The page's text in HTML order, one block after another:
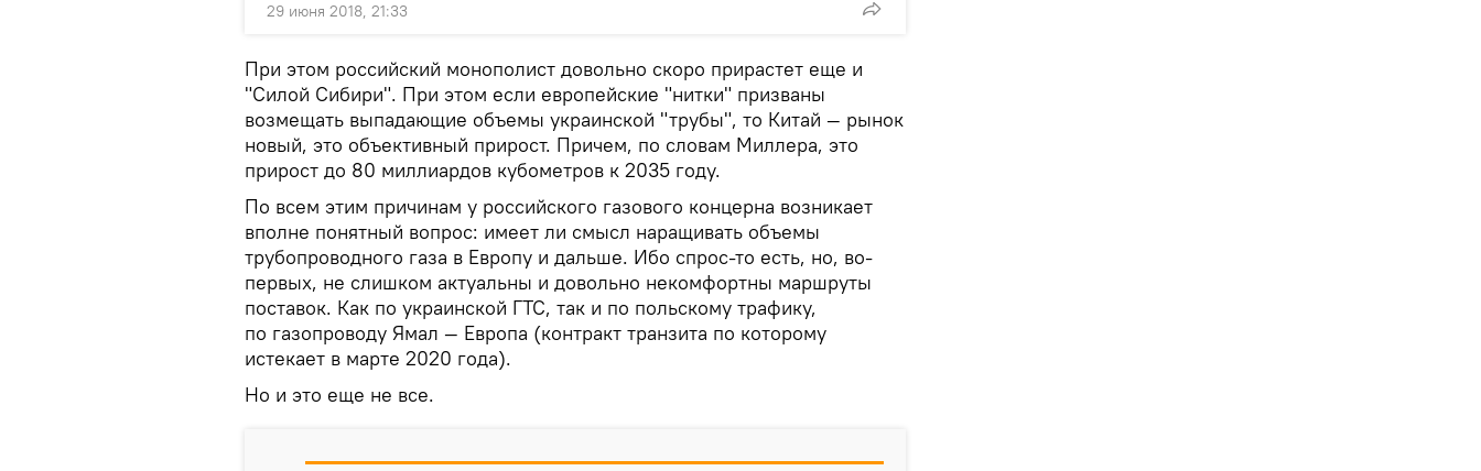
29 июня 2018, 21:33
При этом российский монополист довольно скоро прирастет еще и
"Силой Сибири". При этом если европейские "нитки" призваны
возмещать выпадающие объемы украинской "трубы", то Китай — рынок
новый, это объективный прирост. Причем, по словам Миллера, это
прирост до 80 миллиардов кубометров к 2035 году.
По всем этим причинам у российского газового концерна возникает
вполне понятный вопрос: имеет ли смысл наращивать объемы
трубопроводного газа в Европу и дальше. Ибо спрос-то есть, но, во-
первых, не слишком актуальны и довольно некомфортны маршруты
поставок. Как по украинской ГТС, так и по польскому трафику,
по газопроводу Ямал — Европа (контракт транзита по которому
истекает в марте 2020 года).
Но и это еще не все.